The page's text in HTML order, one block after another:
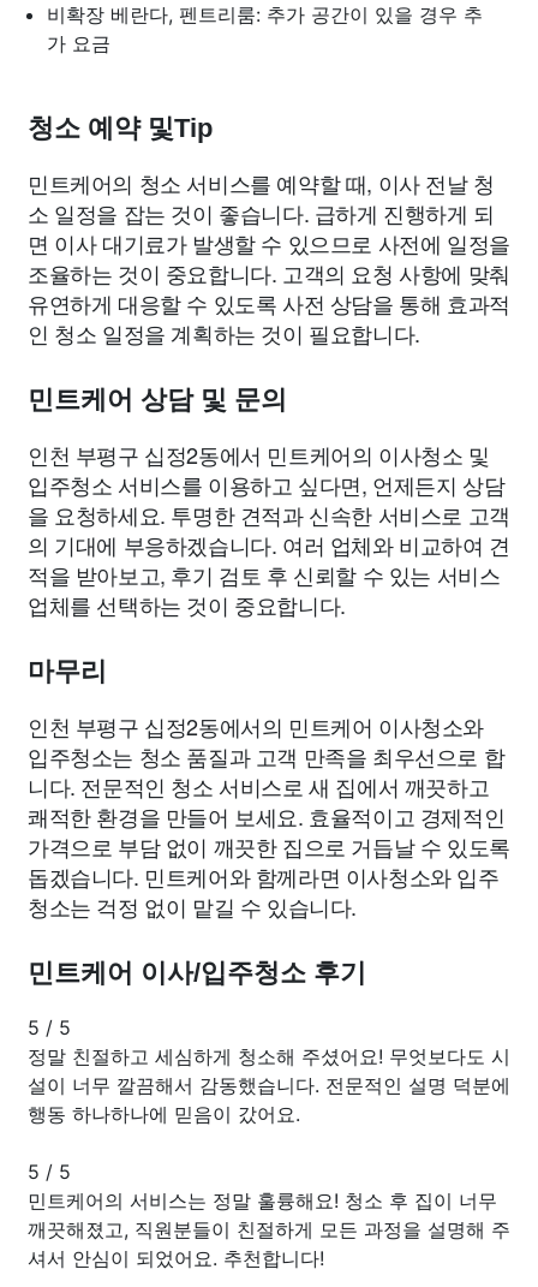
비확장 베란다, 펜트리룸: 추가 공간이 있을 경우 추
가 요금
청소 예약 및Tip
민트케어의 청소 서비스를 예약할 때, 이사 전날 청
소 일정을 잡는 것이 좋습니다. 급하게 진행하게 되
면 이사 대기료가 발생할 수 있으므로 사전에 일정을
조율하는 것이 중요합니다. 고객의 요청 사항에 맞춰
유연하게 대응할 수 있도록 사전 상담을 통해 효과적
인 청소 일정을 계획하는 것이 필요합니다.
민트케어 상담 및 문의
인천 부평구 십정2동에서 민트케어의 이사청소 및
입주청소 서비스를 이용하고 싶다면, 언제든지 상담
을 요청하세요. 투명한 견적과 신속한 서비스로 고객
의 기대에 부응하겠습니다. 여러 업체와 비교하여 견
적을 받아보고, 후기 검토 후 신뢰할 수 있는 서비스
업체를 선택하는 것이 중요합니다.
마무리
인천 부평구 십정2동에서의 민트케어 이사청소와
입주청소는 청소 품질과 고객 만족을 최우선으로 합
니다. 전문적인 청소 서비스로 새 집에서 깨끗하고
쾌적한 환경을 만들어 보세요. 효율적이고 경제적인
가격으로 부담 없이 깨끗한 집으로 거듭날 수 있도록
돕겠습니다. 민트케어와 함께라면 이사청소와 입주
청소는 걱정 없이 맡길 수 있습니다.
민트케어 이사/입주청소 후기
5 / 5
정말 친절하고 세심하게 청소해 주셨어요! 무엇보다도 시
설이 너무 깔끔해서 감동했습니다. 전문적인 설명 덕분에
행동 하나하나에 믿음이 갔어요.
5 / 5
민트케어의 서비스는 정말 훌륭해요! 청소 후 집이 너무
깨끗해졌고, 직원분들이 친절하게 모든 과정을 설명해 주
셔서 안심이 되었어요. 추천합니다!